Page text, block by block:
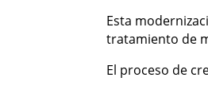
Esta
tratamiento de
El proceso de